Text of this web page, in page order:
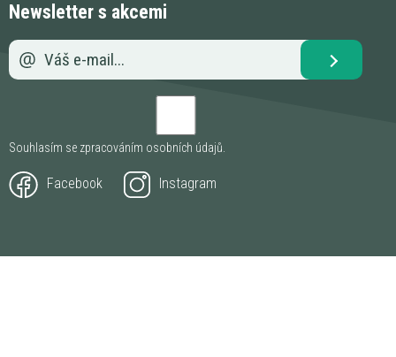
Newsletter s akcemi
Souhlasím se zpracováním osobních údajů
Facebook Instagram